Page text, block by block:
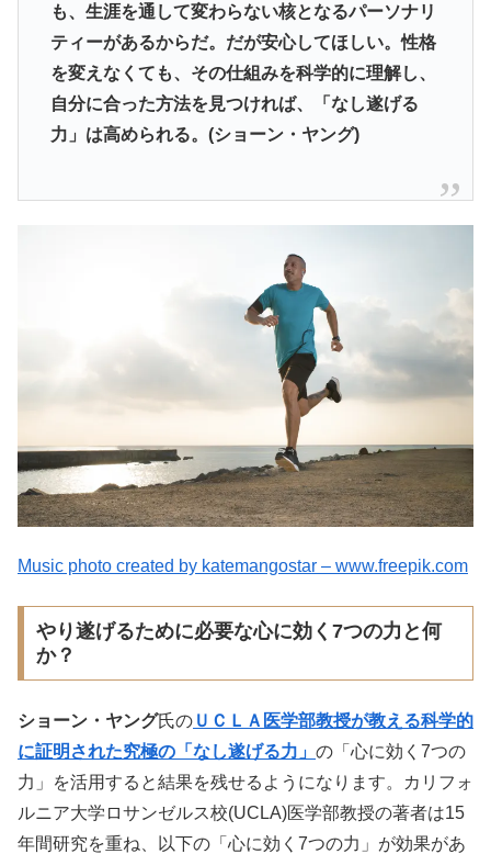
も、 生涯を通して変わらない核となるパーソナリ
ティーがあるからだ。 だが安心してほしい。性格
を変えなくても、 その仕組みを科学的に理解し、
自分に合った方法を見つければ、「 なし遂げる
力」は高められる。(ショーン・ヤング)
Music photo created by katemangostar – www.freepik.com
やり遂げるために必要な心に効く7つの力と何
か？
ショーン・ヤング氏の ＵＣＬＡ医学部教授が教える科学的
に証明された究極の「なし遂げる力」 の「心に効く7つの
力」を活用すると結果を残せるようになります。カリフォ
ルニア大学ロサンゼルス校(UCLA)医学部教授の著者は15
年間研究を重ね、以下の「心に効く7つの力」が効果があ